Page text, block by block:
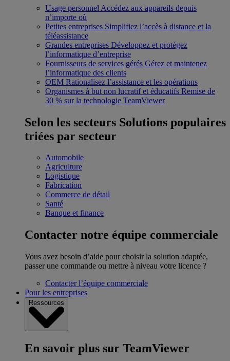
Usage personnel Accédez aux appareils depuis
n’importe où
Petites entreprises Simplifiez l’accès à distance et la
téléassistance
Grandes entreprises Développez et protégez
l’informatique d’entreprise
Fournisseurs de services gérés Gérez et maintenez
l’informatique des clients
OEM Rationalisez l’assistance et les opérations
Organismes à but non lucratif et éducatifs Remise de
30 % sur la technologie TeamViewer
Selon les secteurs Solutions populaires
triées par secteur
Automobile
Agriculture
Logistique
Fabrication
Commerce de détail
Santé
Banque et finance
Contacter notre équipe commerciale
Vous avez besoin d’aide pour choisir la solution adaptée,
passer une commande ou mettre à niveau votre licence ?
Contacter l’équipe commerciale
Pour les entreprises
Ressources
En savoir plus sur TeamViewer